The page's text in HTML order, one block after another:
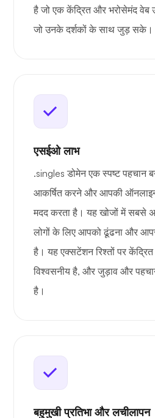
है जो एक केंद्रित और भरोसेमंद वेब
जो उनके दर्शकों के साथ जुड़ सके।
एसईओ लाभ
.singles डोमेन एक स्पष्ट पहचान
आकर्षित करने और आपकी
मदद करता है। यह खोजों में सबसे
लोगों के लिए आपको ढूंढना और
है। यह एक्सटेंशन रिश्तों पर
विश्वसनीय है, और जुड़ाव और
है।
बहुमुखी प्रतिभा और लचीलापन